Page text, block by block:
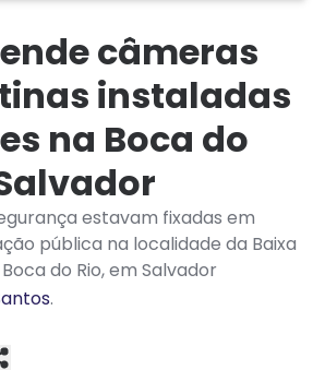
câmeras
instaladas
na Boca do
estavam fixadas em
pública na localidade da Baixa
do Rio, em Salvador
.